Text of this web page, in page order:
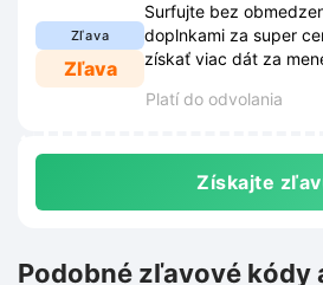
Zľava
Zľava
Surfujte bez
doplnkami za super
získať viac dát za
Platí do odvolania
Získajte
Podobné zľavové kódy